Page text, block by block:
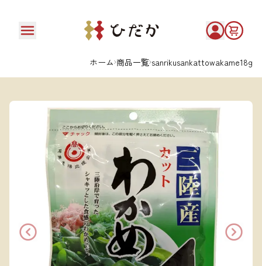
ホーム 商品一覧 sanrikusankattowakame18g